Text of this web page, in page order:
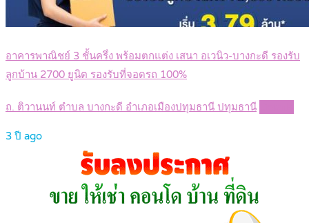
อาคารพาณิชย์ 3 ชั้นครึ่ง พร้อมตกแต่ง เสนา อเวนิว-บางกะดี รองรับ
ลูกบ้าน 2700 ยูนิต รองรับที่จอดรถ 100%
ถ. ติวานนท์ ตำบล บางกะดี อำเภอเมืองปทุมธานี ปทุมธานี
3 ปี ago